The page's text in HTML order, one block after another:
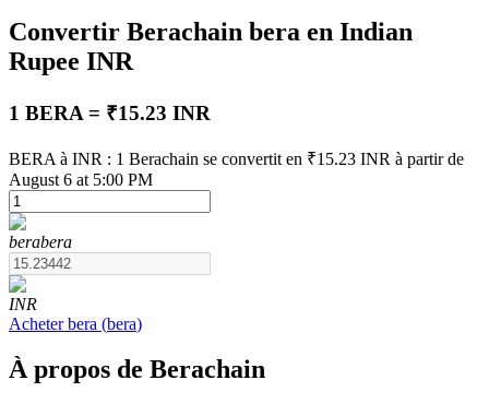
Futures USDT
Futures utilisant l'USDT comme garantie
Convertir Berachain bera en Indian
Rupee INR
1 BERA = ₹15.23 INR
BERA à INR : 1 Berachain se convertit en ₹15.23 INR à partir de
August 6 at 5:00 PM
berabera
INR
Acheter bera (bera)
À propos de Berachain